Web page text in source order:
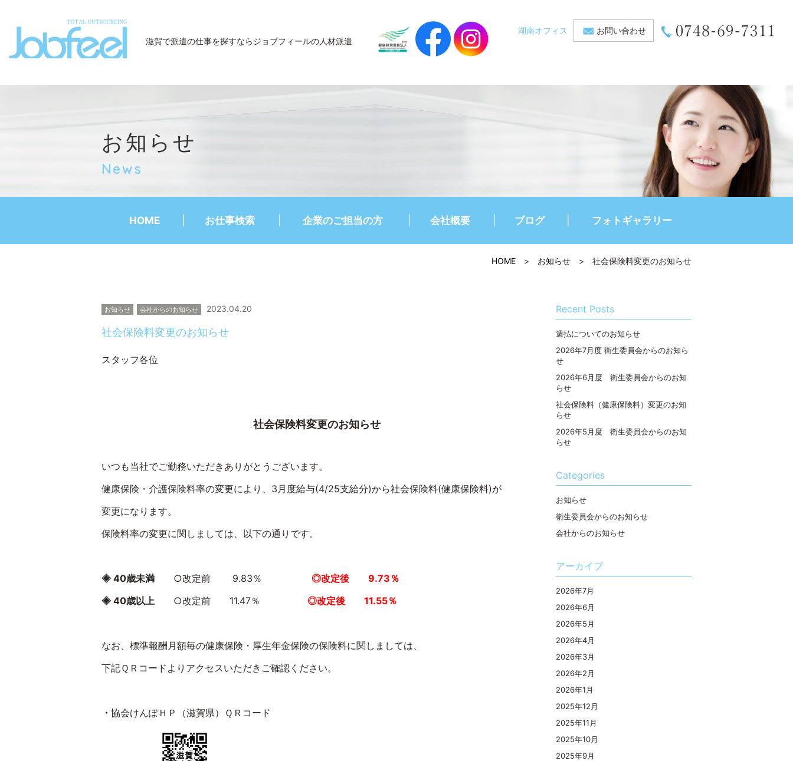
滋賀で派遣の仕事を探すならジョブフィールの人材派遣
湖南オフィス お問い合わせ
お知らせ
News
HOME お仕事検索 企業のご担当の方 会社概要 ブログ フォトギャラリー
HOME > お知らせ > 社会保険料変更のお知らせ
お知らせ 会社からのお知らせ 2023.04.20
社会保険料変更のお知らせ
スタッフ各位
社会保険料変更のお知らせ
いつも当社でご勤務いただきありがとうございます。
健康保険・介護保険料率の変更により、 3月度給与(4/25支給分)から社会保険料(健康保険料)が
変更になります。
保険料率の変更に関しましては、以下の通りです。
◈ 40歳未満 ○改定前 9.83 ％
◎改定後 9.73％
◈ 40歳以上 ○改定前 11.47％ ◎改定後 11.55％
なお、標準報酬月額毎の健康保険・厚生年金保険の保険料に関しましては、
下記ＱＲコードよりアクセスいただきご確認ください。
・ 協会けんぽＨＰ（滋賀県）ＱＲコード
Recent Posts
週払についてのお知らせ
2026年7月度 衛生委員会からのお知ら
せ
2026年6月度 衛生委員会からのお知
らせ
社会保険料（健康保険料）変更のお知
らせ
2026年5月度 衛生委員会からのお知
らせ
Categories
お知らせ
衛生委員会からのお知らせ
会社からのお知らせ
アーカイブ
2026年7月
2026年6月
2026年5月
2026年4月
2026年3月
2026年2月
2026年1月
2025年12月
2025年11月
2025年10月
2025年9月